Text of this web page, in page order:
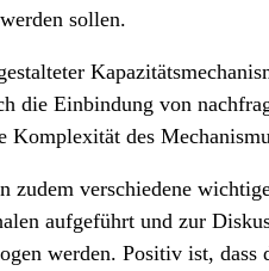
sollen.
die Einbindung von
Komplexität des
zudem verschiedene
aufgeführt und zur
werden. Positiv ist,